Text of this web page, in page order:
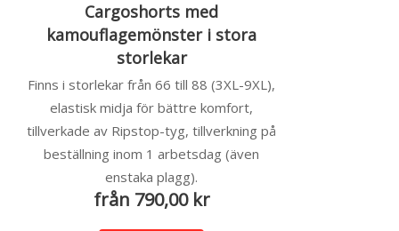
Cargoshorts med
kamouflagemönster i stora
storlekar
Finns i storlekar från 66 till 88 (3XL-9XL),
elastisk midja för bättre komfort,
tillverkade av Ripstop-tyg, tillverkning på
beställning inom 1 arbetsdag (även
enstaka plagg).
från 790,00 kr